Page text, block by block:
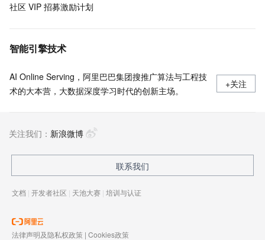
社区 VIP 招募激励计划
智能引擎技术
AI Online Serving，阿里巴巴集团搜推广算法与工程技
术的大本营，大数据深度学习时代的创新主场。
+关注
关注我们： 新浪微博
联系我们
文档 | 开发者社区 | 天池大赛 | 培训与认证
法律声明及隐私权政策 | Cookies政策